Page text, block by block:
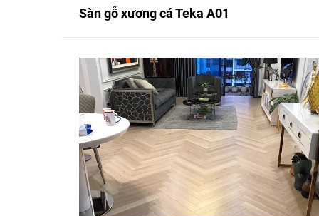
Sàn gỗ xương cá Teka A01